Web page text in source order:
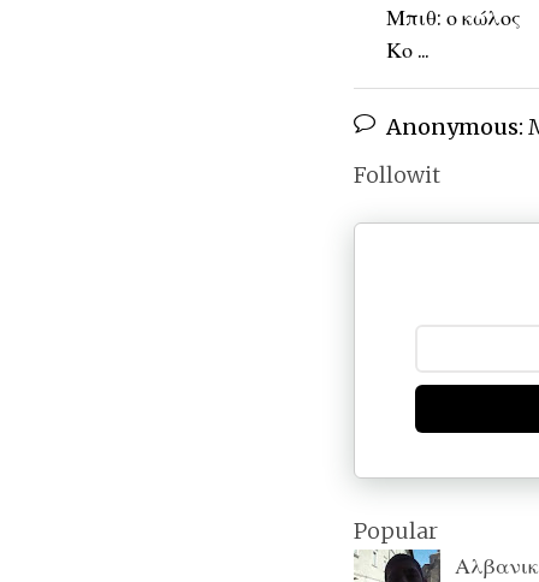
Μπιθ: ο κώλος
Κο ...
Anonymous:
Followit
Popular